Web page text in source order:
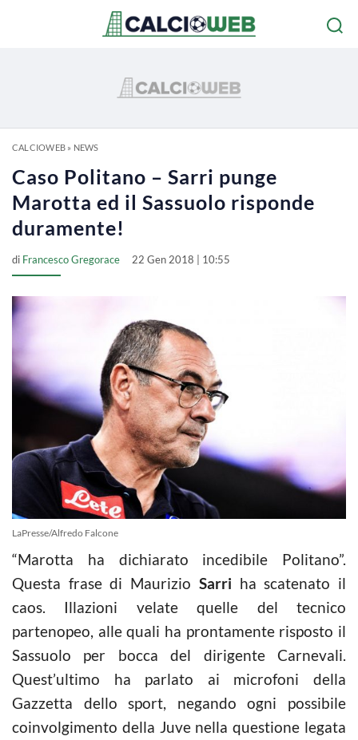
CALCIOWEB» NEWS
Caso Politano – Sarri punge
Marotta ed il Sassuolo risponde
duramente!
di Francesco Gregorace 22 Gen 2018 | 10:55
LaPresse/Alfredo Falcone
“Marotta ha dichiarato incedibile Politano”.
Questa frase di Maurizio Sarri ha scatenato il
caos. Illazioni velate quelle del tecnico
partenopeo, alle quali ha prontamente risposto il
Sassuolo per bocca del dirigente Carnevali.
Quest’ultimo ha parlato ai microfoni della
Gazzetta dello sport, negando ogni possibile
coinvolgimento della Juve nella questione legata